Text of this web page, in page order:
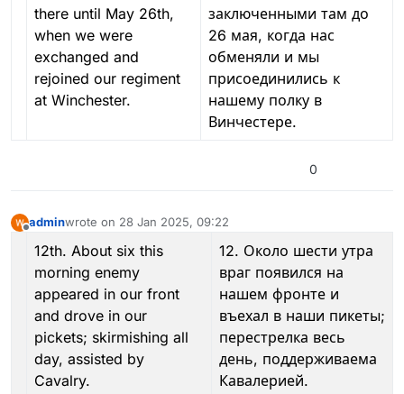
there until May 26th,
when we were
exchanged and
rejoined our regiment
at Winchester.
заключенными там до
26 мая, когда нас
обменяли и мы
присоединились к
нашему полку в
Винчестере.
0
adminwrote on 28 Jan 2025, 09:22
last edited by admin
12th. About six this
morning enemy
appeared in our front
and drove in our
pickets; skirmishing all
day, assisted by
Cavalry.
12. Около шести утра
враг появился на
нашем фронте и
въехал в наши пикеты;
перестрелка весь
день, поддерживаема
Кавалерией.